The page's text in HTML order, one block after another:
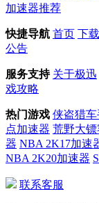
加速器推荐
快捷导航 首页 下载
公告
服务支持 关于极迅
戏攻略
热门游戏 侠盗猎
点加速器 荒野大
器 NBA 2K17加速
NBA 2K20加速器
联系客服